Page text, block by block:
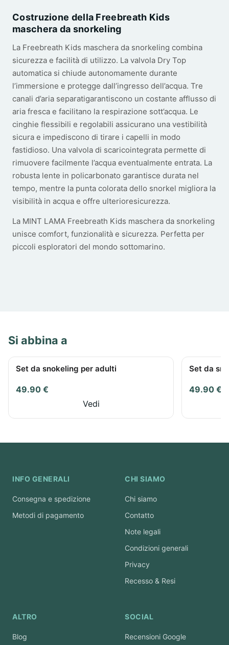
Costruzione della Freebreath Kids
maschera da snorkeling
La Freebreath Kids maschera da snorkeling combina
sicurezza e facilità di utilizzo. La valvola Dry Top
automatica si chiude autonomamente durante
l’immersione e protegge dall’ingresso dell’acqua. Tre
canali d’aria separatigarantiscono un costante afflusso di
aria fresca e facilitano la respirazione sott’acqua. Le
cinghie flessibili e regolabili assicurano una vestibilità
sicura e impediscono di tirare i capelli in modo
fastidioso. Una valvola di scaricointegrata permette di
rimuovere facilmente l’acqua eventualmente entrata. La
robusta lente in policarbonato garantisce durata nel
tempo, mentre la punta colorata dello snorkel migliora la
visibilità in acqua e offre ulterioresicurezza.
La MINT LAMA Freebreath Kids maschera da snorkeling
unisce comfort, funzionalità e sicurezza. Perfetta per
piccoli esploratori del mondo sottomarino.
Si abbina a
Set da snokeling per adulti
49.90 €
Vedi
Set da
49.90 €
INFO GENERALI
Consegna e spedizione
Metodi di pagamento
CHI SIAMO
Chi siamo
Contatto
Note legali
Condizioni generali
Privacy
Recesso & Resi
ALTRO
Blog
SOCIAL
Recensioni Google